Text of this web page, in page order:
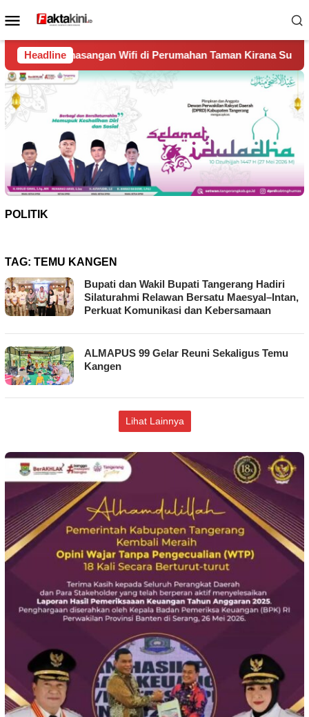
ke
Menu
Mobile
Headline
Wifi di Perumahan Taman Kirana Surya Solear
POLITIK
TAG: TEMU KANGEN
Bupati dan Wakil Bupati Tangerang Hadiri
Silaturahmi Relawan Bersatu Maesyal–Intan,
Perkuat Komunikasi dan Kebersamaan
ALMAPUS 99 Gelar Reuni Sekaligus Temu
Kangen
Lihat Lainnya